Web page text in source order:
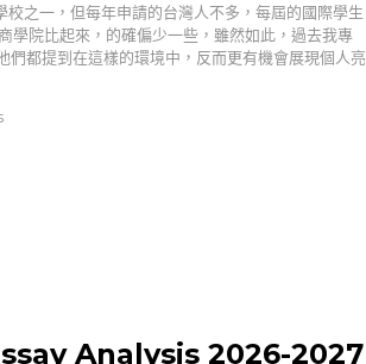
之一，但每年申請的台灣人不多，每屆的國際學生
學院比起來，的確偏少一些，雖然如此，過去我專
都提到在這樣的環境中，反而更有機會展現個人亮
Analysis 2026-2027